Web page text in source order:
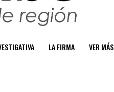
LA FIRMA VER MÁS